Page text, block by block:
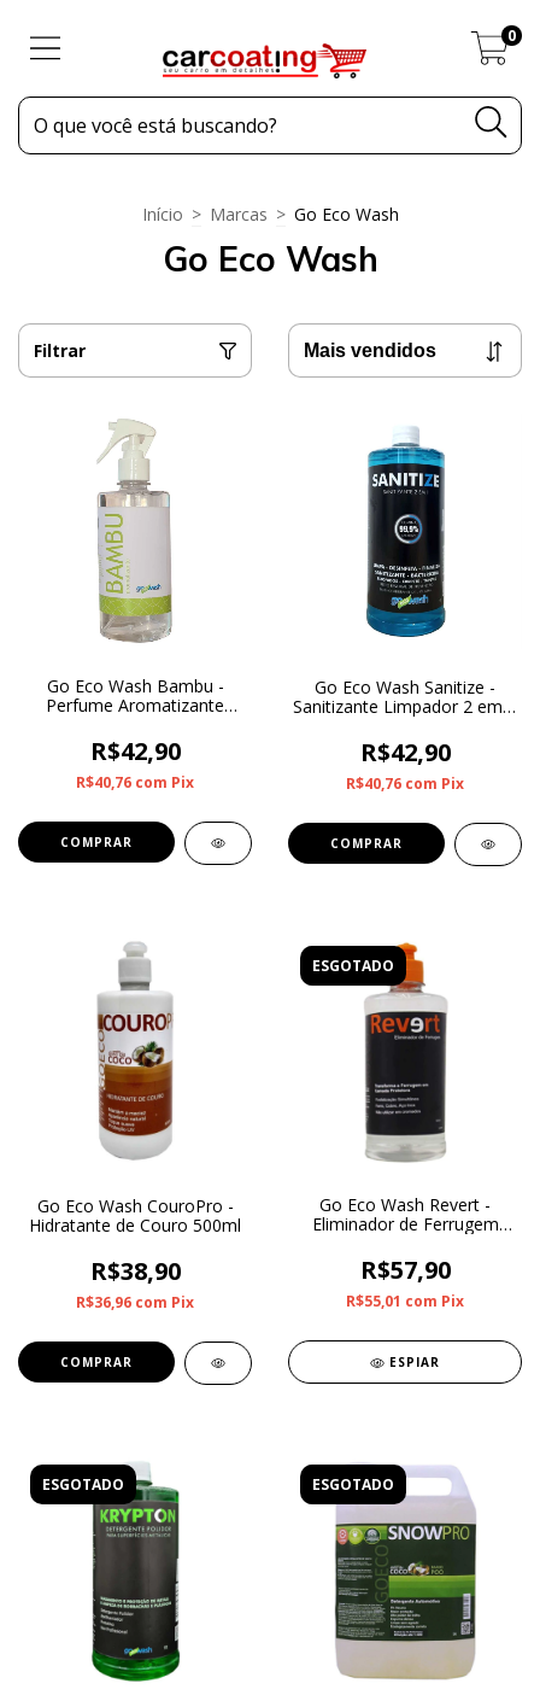
0
Início > Marcas > Go Eco Wash
Go Eco Wash
Filtrar
Go Eco Wash Bambu -
Perfume Aromatizante
R$42,90
R$40,76 com Pix
Go Eco Wash Sanitize -
Sanitizante Limpador 2 em 1
R$42,90
R$40,76 com Pix
Go Eco Wash CouroPro -
Hidratante de Couro 500ml
R$38,90
R$36,96 com Pix
ESGOTADO
Go Eco Wash Revert -
Eliminador de Ferrugem
R$57,90
R$55,01 com Pix
ESPIAR
ESGOTADO ESGOTADO